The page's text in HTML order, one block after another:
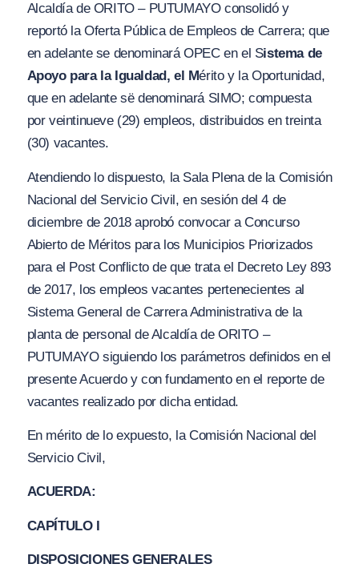
Alcaldía de ORITO – PUTUMAYO consolidó y
reportó la Oferta Pública de Empleos de Carrera; que
en adelante se denominará OPEC en el Sistema de
Apoyo para la Igualdad, el Mérito y la Oportunidad,
que en adelante së denominará SIMO; compuesta
por veintinueve (29) empleos, distribuidos en treinta
(30) vacantes.
Atendiendo lo dispuesto, la Sala Plena de la Comisión
Nacional del Servicio Civil, en sesión del 4 de
diciembre de 2018 aprobó convocar a Concurso
Abierto de Méritos para los Municipios Priorizados
para el Post Conflicto de que trata el Decreto Ley 893
de 2017, los empleos vacantes pertenecientes al
Sistema General de Carrera Administrativa de la
planta de personal de Alcaldía de ORITO –
PUTUMAYO siguiendo los parámetros definidos en el
presente Acuerdo y con fundamento en el reporte de
vacantes realizado por dicha entidad.
En mérito de lo expuesto, la Comisión Nacional del
Servicio Civil,
ACUERDA:
CAPÍTULO I
DISPOSICIONES GENERALES